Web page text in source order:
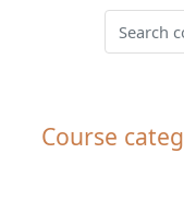
Search
Course